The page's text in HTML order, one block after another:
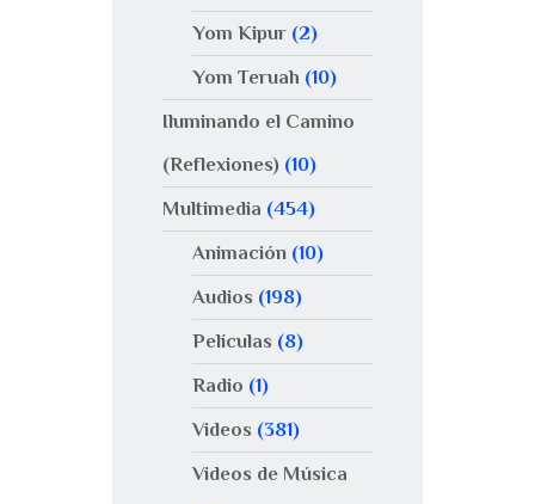
Yom Kipur(2)
Yom Teruah (10)
Iluminando el Camino
(Reflexiones) (10)
Multimedia (454)
Animación(10)
Audios (198)
Películas (8)
Radio (1)
Videos (381)
Videos de Música